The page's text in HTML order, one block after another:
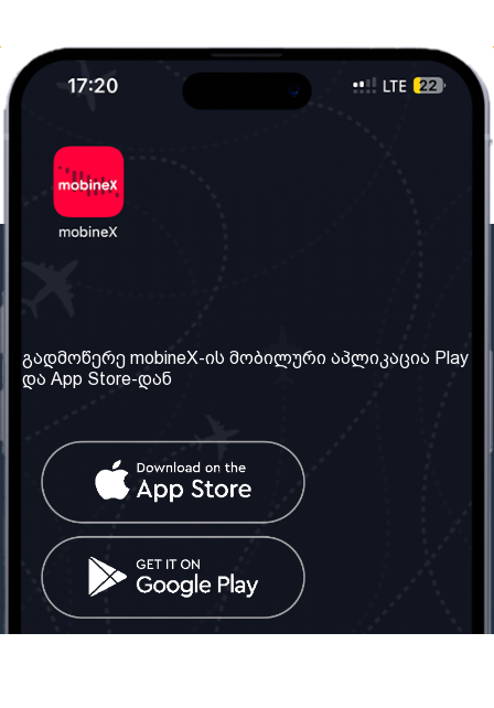
ჩვენ შესახებ
ჩვენი სერვისები
წესები და პირობები
კითხვები
კონტაქტი
საქართველო: თბილისი
ტელ: 032 2 04 00 50
ელ. ფოსტა:
info@mobinex.ge
სოციალური ქსელი
გადმოწერე mobineX-ის მობილური აპლიკაცია Play
და App Store-დან